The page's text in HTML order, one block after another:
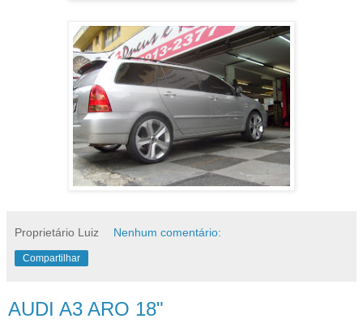
Proprietário Luiz Nenhum comentário:
Compartilhar
AUDI A3 ARO 18"